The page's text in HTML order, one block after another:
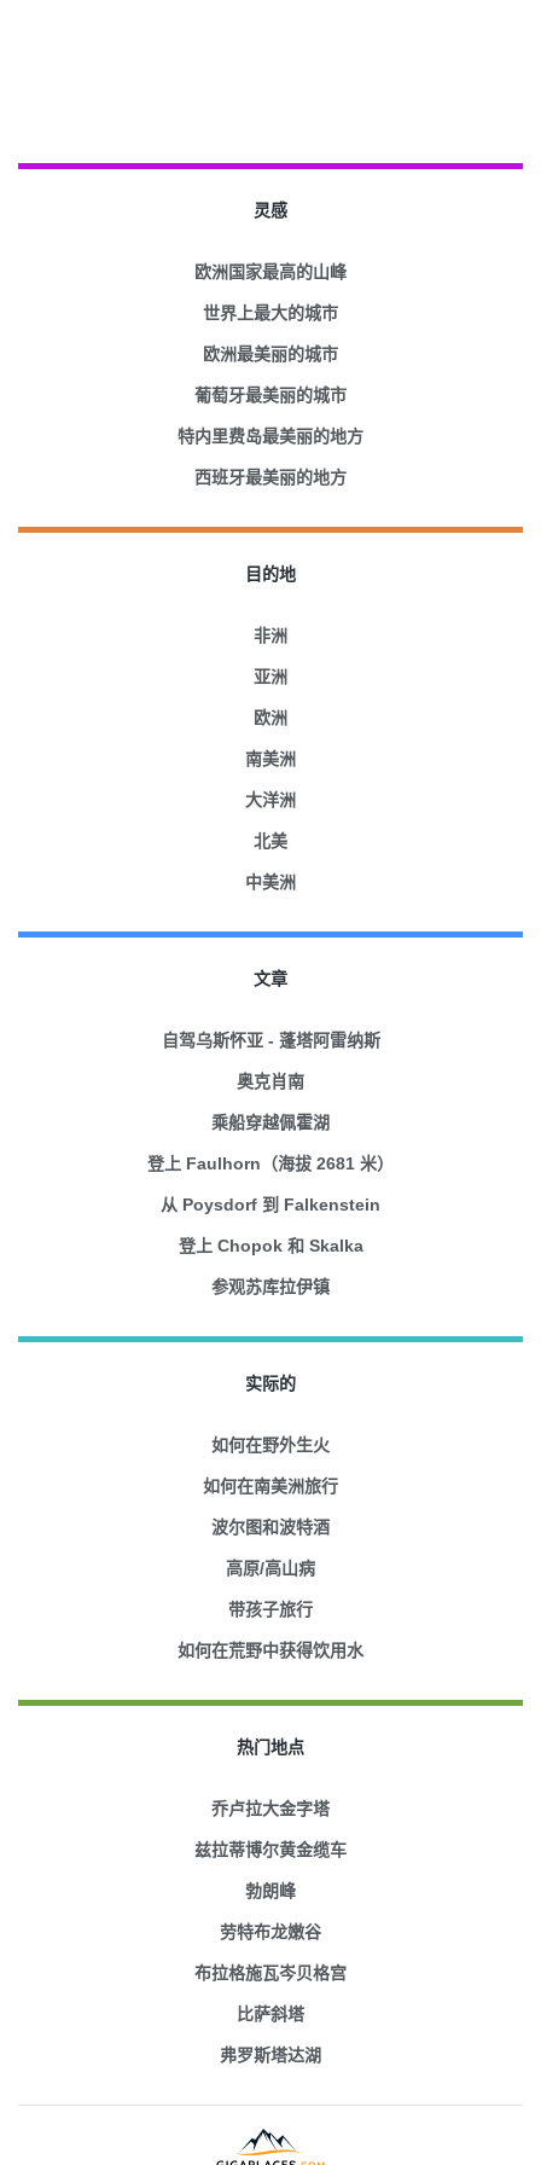
灵感
欧洲国家最高的山峰
世界上最大的城市
欧洲最美丽的城市
葡萄牙最美丽的城市
特内里费岛最美丽的地方
西班牙最美丽的地方
目的地
非洲
亚洲
欧洲
南美洲
大洋洲
北美
中美洲
文章
自驾乌斯怀亚 - 蓬塔阿雷纳斯
奥克肖南
乘船穿越佩霍湖
登上 Faulhorn（海拔 2681 米）
从 Poysdorf 到 Falkenstein
登上 Chopok 和 Skalka
参观苏库拉伊镇
实际的
如何在野外生火
如何在南美洲旅行
波尔图和波特酒
高原/高山病
带孩子旅行
如何在荒野中获得饮用水
热门地点
乔卢拉大金字塔
兹拉蒂博尔黄金缆车
勃朗峰
劳特布龙嫩谷
布拉格施瓦岑贝格宫
比萨斜塔
弗罗斯塔达湖